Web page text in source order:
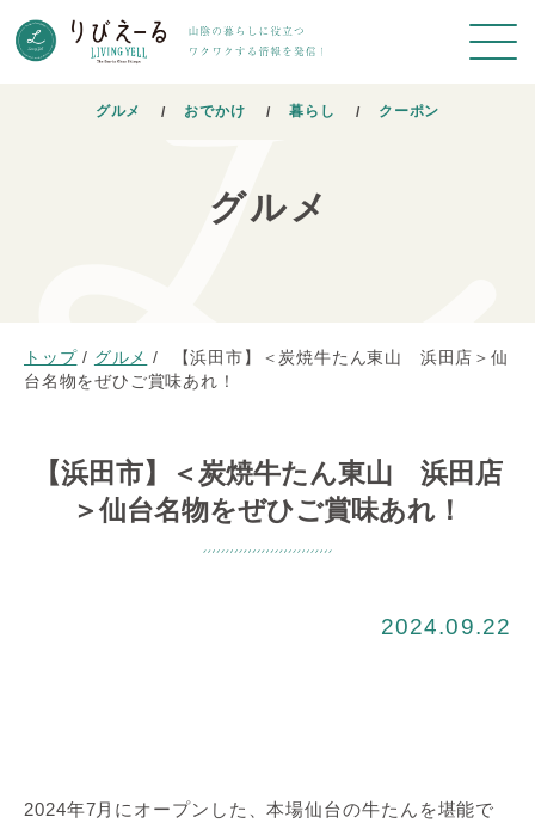
グルメ おでかけ 暮らし クーポン
グルメ
トップ / グルメ /
【浜田市】＜炭焼牛たん東山 浜田店＞仙
台名物をぜひご賞味あれ！
【浜田市】＜炭焼牛たん東山 浜田店
＞仙台名物をぜひご賞味あれ！
2024.09.22
2024年7月にオープンした、本場仙台の牛たんを堪能で